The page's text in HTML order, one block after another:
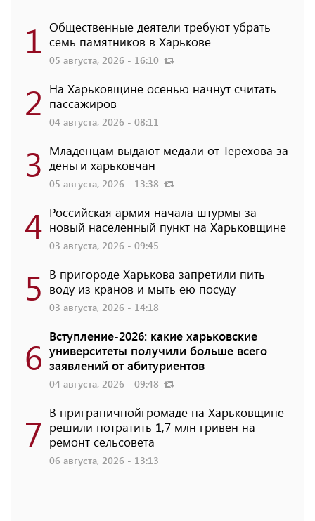
1 Общественные деятели требуют убрать
семь памятников в Харькове
05 августа, 2026 - 16:10
2 На Харьковщине осенью начнут считать
пассажиров
04 августа, 2026 - 08:11
3 Младенцам выдают медали от Терехова за
деньги харьковчан
05 августа, 2026 - 13:38
4 Российская армия начала штурмы за
новый населенный пункт на Харьковщине
03 августа, 2026 - 09:45
5 В пригороде Харькова запретили пить
воду из кранов и мыть ею посуду
03 августа, 2026 - 14:18
6 Вступление-2026: какие харьковские
университеты получили больше всего
заявлений от абитуриентов
04 августа, 2026 - 09:48
7 В приграничнойгромаде на Харьковщине
решили потратить 1,7 млн ​​гривен на
ремонт сельсовета
06 августа, 2026 - 13:13